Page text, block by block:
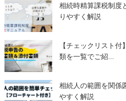
相続時精算課税制度
りやすく解説
【チェックリスト
類を一覧でご紹...
相続人の範囲を関係
やすく解説